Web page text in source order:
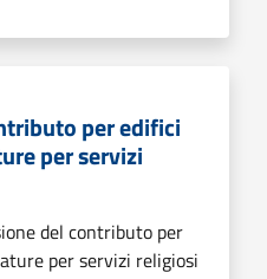
per edifici
per servizi
del contributo per
per servizi religiosi